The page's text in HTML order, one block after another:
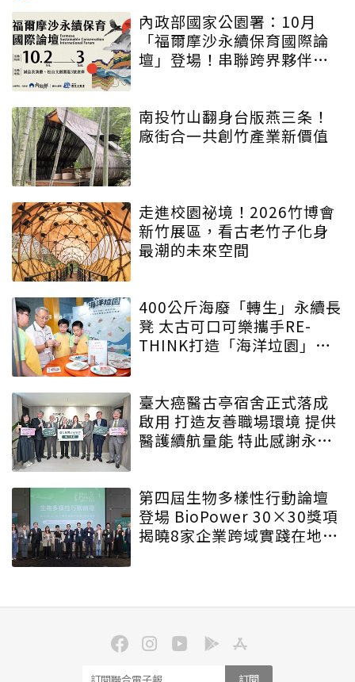
內政部國家公園署：10月
「福爾摩沙永續保育國際論
壇」登場！串聯跨界夥伴與
南投竹山翻身台版燕三条！
廠街合一共創竹產業新價值
走進校園祕境！2026竹博會
新竹展區，看古老竹子化身
最潮的未來空間
400公斤海廢「轉生」永續長
凳 太古可口可樂攜手RE-
THINK打造「海洋垃園」特
臺大癌醫古亭宿舍正式落成
啟用 打造友善職場環境 提供
醫護續航量能 特此感謝永齡
第四屆生物多樣性行動論壇
登場 BioPower 30×30獎項
揭曉8家企業跨域實踐在地生